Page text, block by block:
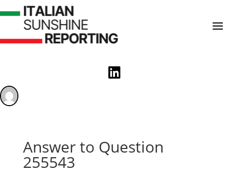

Answer to Question
255543